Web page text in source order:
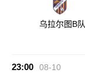
乌拉尔图B队
23:00 08-10